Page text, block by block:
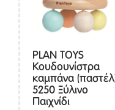
PLAN TOYS
Κουδουνίστρα
καμπάνα
5250 Ξύλινο
Παιχνίδι